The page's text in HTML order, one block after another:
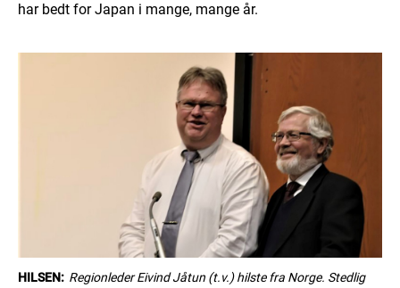
har bedt for Japan i mange, mange år.
HILSEN: Regionleder Eivind Jåtun (t.v.) hilste fra Norge. Stedlig